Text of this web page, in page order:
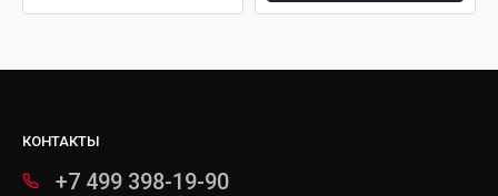
КОНТАКТЫ
+7 499 398-19-90